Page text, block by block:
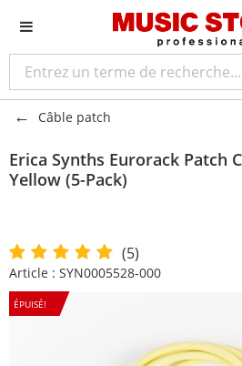
Câble patch
Erica Synths Eurorack Patch
Yellow (5-Pack)
(5)
Article : SYN0005528-000
ÉPUISÉ!